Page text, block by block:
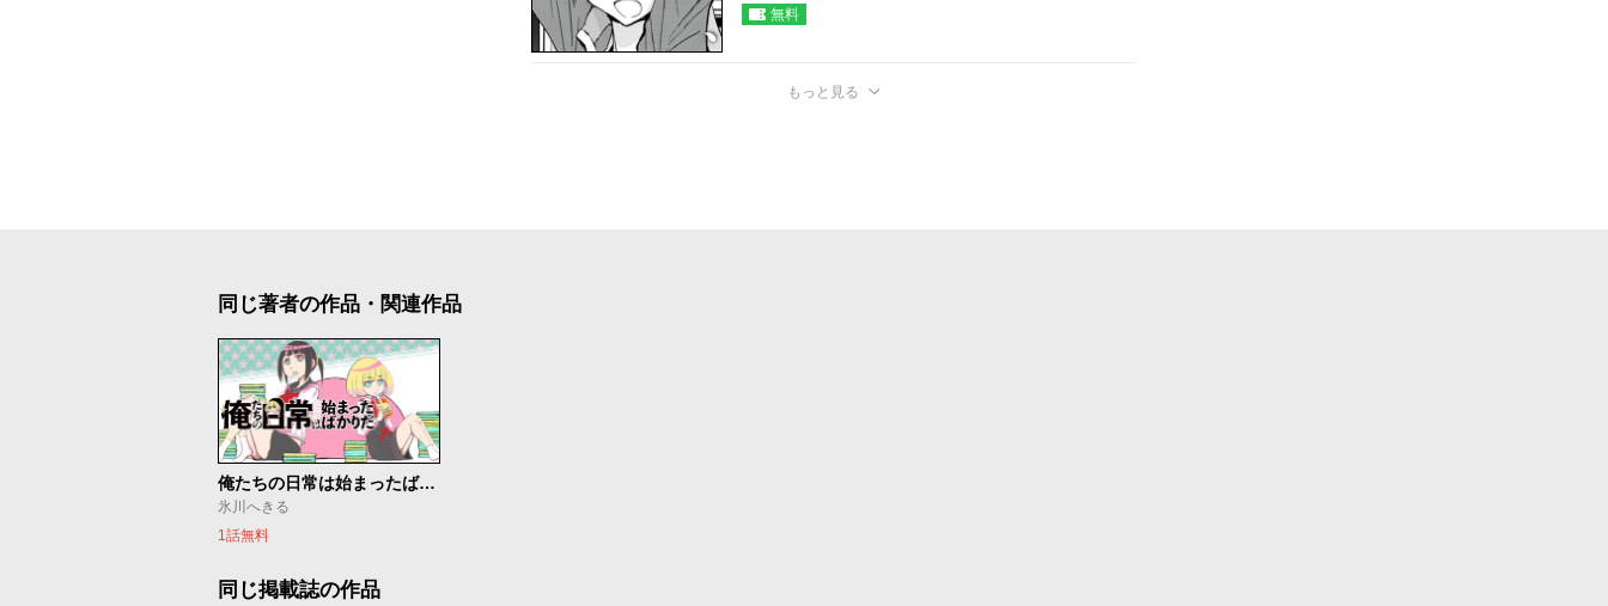
無料
もっと見る
同じ著者の作品・関連作品
俺たちの日常は始まったばかりだ
氷川へきる
1話無料
同じ掲載誌の作品